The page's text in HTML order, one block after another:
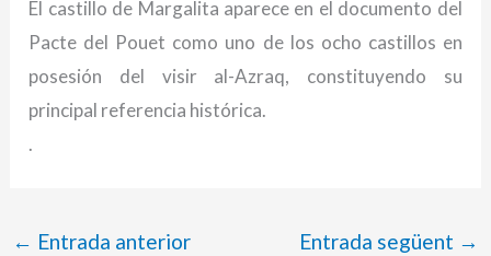
El castillo de Margalita aparece en el documento del
Pacte del Pouet como uno de los ocho castillos en
posesión del visir al-Azraq, constituyendo su
principal referencia histórica.
.
← Entrada anterior Entrada següent →